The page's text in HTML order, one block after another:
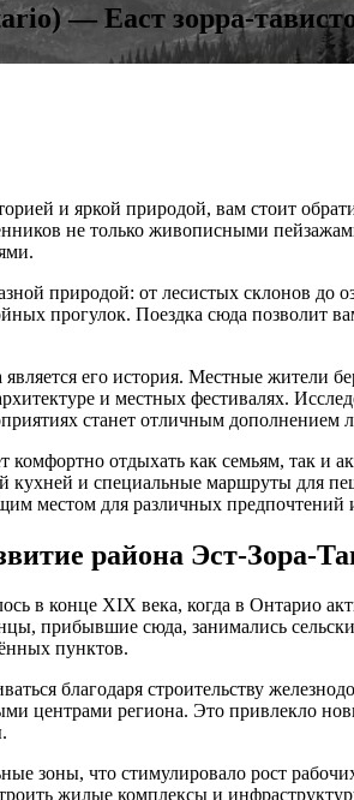
— Еаст зорра-
и яркой природой, вам стоит
не только живописными
природой: от лесистых склонов до
прогулок. Поездка сюда позволит
его история. Местные жители
и местных фестивалях.
станет отличным дополнением
комфортно отдыхать как семьям, так и
кухней и специальные маршруты для
местом для различных предпочтений
района Эст-Зора-
в конце XIX века, когда в Онтарио
прибывшие сюда, занимались
пунктов.
благодаря строительству
центрами региона. Это привлекло
зоны, что стимулировало рост
жилые комплексы и